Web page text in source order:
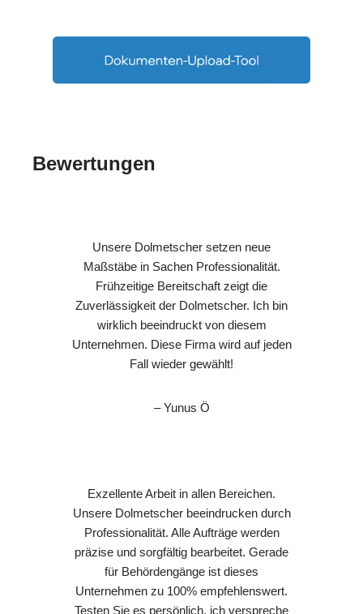
Bewertungen
Unsere Dolmetscher setzen neue
Maßstäbe in Sachen Professionalität.
Frühzeitige Bereitschaft zeigt die
Zuverlässigkeit der Dolmetscher. Ich bin
wirklich beeindruckt von diesem
Unternehmen. Diese Firma wird auf jeden
Fall wieder gewählt!
– Yunus Ö
Exzellente Arbeit in allen Bereichen.
Unsere Dolmetscher beeindrucken durch
Professionalität. Alle Aufträge werden
präzise und sorgfältig bearbeitet. Gerade
für Behördengänge ist dieses
Unternehmen zu 100% empfehlenswert.
Testen Sie es persönlich, ich verspreche